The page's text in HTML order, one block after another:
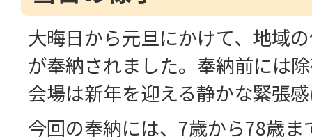
大晦日から元旦にかけて、地域
が奉納されました。奉納前には
会場は新年を迎える静かな緊張
今回の奉納には、7歳から78歳